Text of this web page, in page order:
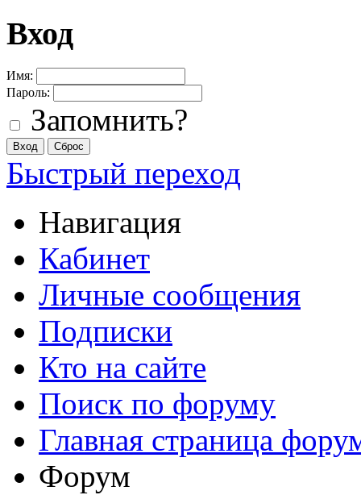
Вход
Имя:
Пароль:
Запомнить?
Быстрый переход
Навигация
Кабинет
Личные сообщения
Подписки
Кто на сайте
Поиск по форуму
Главная страница
Форум